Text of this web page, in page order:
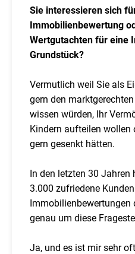
Sie interessieren sich
Immobilienbewertung
Wertgutachten für eine
Grundstück?
Vermutlich weil Sie als
gern den
wissen würden, Ihr
Kindern aufteilen wollen
gern gesenkt hätten.
In den letzten 30 Jahren
3.000 zufriedene
Immobilienbewertungen
genau um diese
Ja, und es ist mir sehr